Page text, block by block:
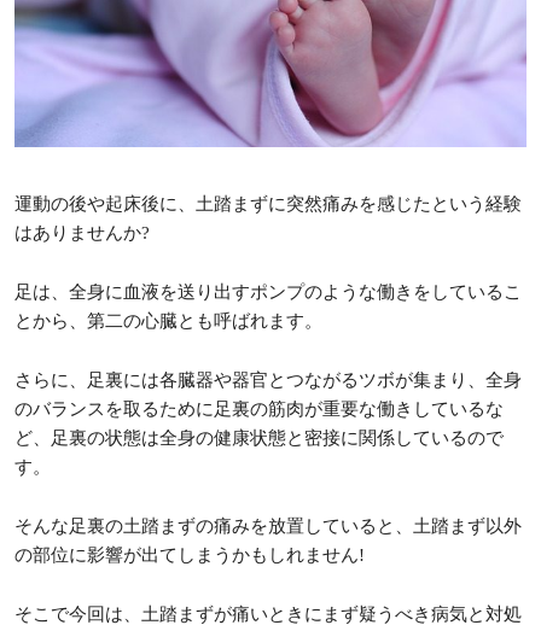
運動の後や起床後に、土踏まずに突然痛みを感じたという経験
はありませんか?
足は、全身に血液を送り出すポンプのような働きをしているこ
とから、第二の心臓とも呼ばれます。
さらに、足裏には各臓器や器官とつながるツボが集まり、全身
のバランスを取るために足裏の筋肉が重要な働きしているな
ど、足裏の状態は全身の健康状態と密接に関係しているので
す。
そんな足裏の土踏まずの痛みを放置していると、土踏まず以外
の部位に影響が出てしまうかもしれません!
そこで今回は、土踏まずが痛いときにまず疑うべき病気と対処